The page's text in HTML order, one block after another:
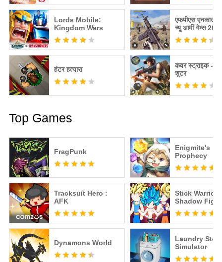
Lords Mobile:
Kingdom Wars
एफपीएस
न्यू आर्मी गेम्स
हंटर हत्यारा
कवर स्ट्राइक - 3
शूटर
Top Games
FragPunk
Tracksuit Hero :
AFK
Dynamons World
Enigmite's
Prophecy
Stick Warriors
Shadow Fight
Laundry
Simulator